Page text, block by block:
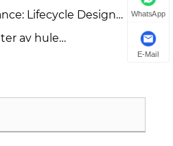
Lifecycle Design
Steel Moulds
av hule
WhatsApp
E-Mail